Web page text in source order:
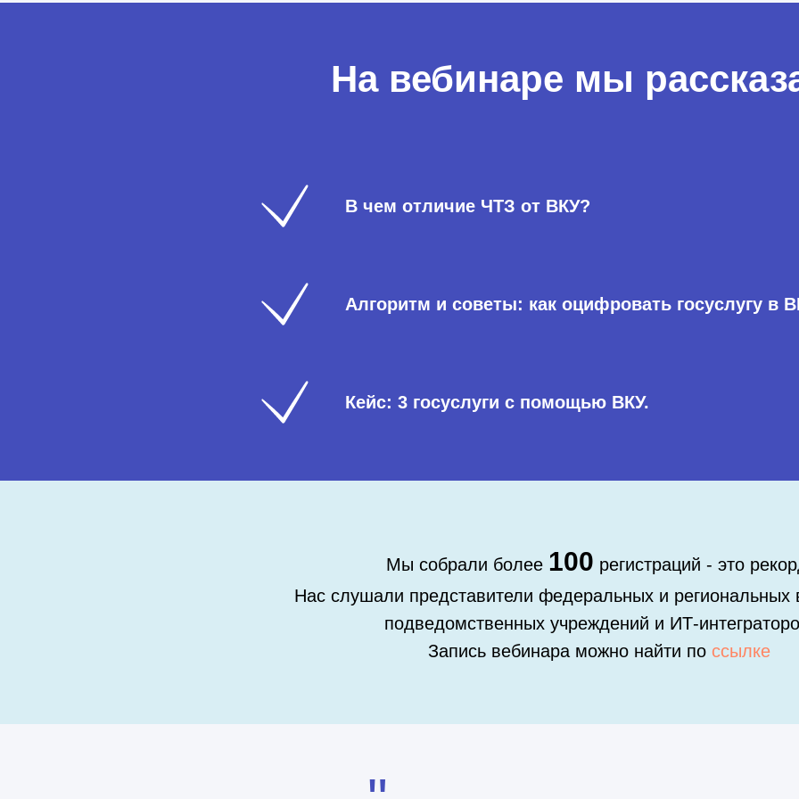
На вебинаре мы
В чем отличие ЧТЗ от ВКУ?
Алгоритм и советы: как оцифровать госуслугу в
Кейс: 3 госуслуги с помощью ВКУ.
Мы собрали более 100 регистраций - это
Нас слушали представители федеральных и региональных
подведомственных учреждений и ИТ-
Запись вебинара можно найти по ссылке